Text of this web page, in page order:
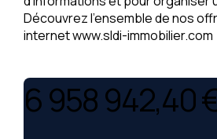
Découvrez l'ensemble de nos
internet www.sldi-immobilier.com
6 958 942,40